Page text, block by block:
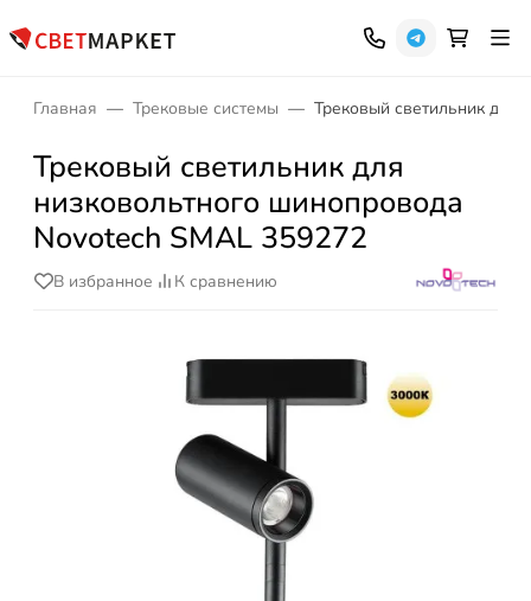
Главная Трековые системы Трековый светильник для
Трековый светильник для
низковольтного шинопровода
Novotech SMAL 359272
В избранное К сравнению